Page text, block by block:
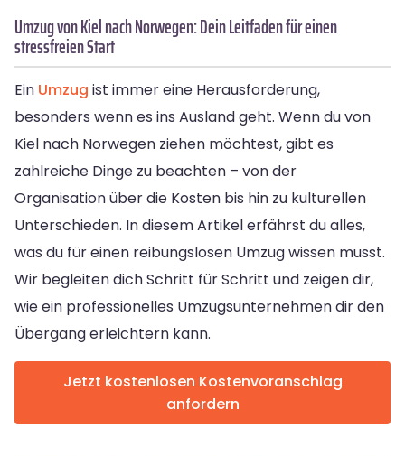
Umzug von Kiel nach Norwegen: Dein Leitfaden für einen
stressfreien Start
Ein Umzug ist immer eine Herausforderung,
besonders wenn es ins Ausland geht. Wenn du von
Kiel nach Norwegen ziehen möchtest, gibt es
zahlreiche Dinge zu beachten – von der
Organisation über die Kosten bis hin zu kulturellen
Unterschieden. In diesem Artikel erfährst du alles,
was du für einen reibungslosen Umzug wissen musst.
Wir begleiten dich Schritt für Schritt und zeigen dir,
wie ein professionelles Umzugsunternehmen dir den
Übergang erleichtern kann.
Jetzt kostenlosen Kostenvoranschlag
anfordern